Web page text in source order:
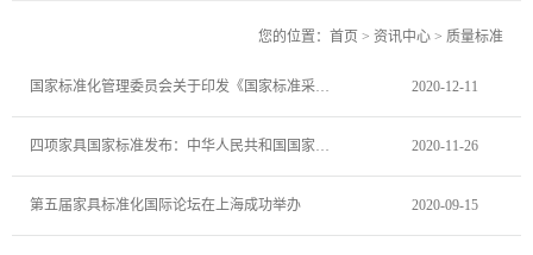
您的位置： 首页 > 资讯中心 > 质量标准
国家标准化管理委员会关于印发《国家标准采用国际标准工作指南（2020 年版）》的通知 2020-12-11
四项家具国家标准发布：中华人民共和国国家标准第26号公告 2020-11-26
第五届家具标准化国际论坛在上海成功举办 2020-09-15